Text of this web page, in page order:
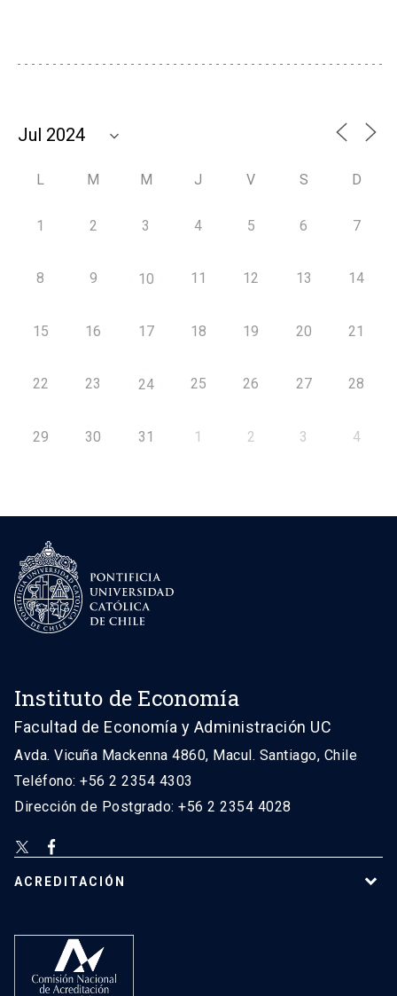
L M M J V S D
1 2 3 4 5 6 7
8 9 10 11 12 13 14
15 16 17 18 19 20 21
22 23 24 25 26 27 28
29 30 31 1 2 3 4
Instituto de Economía
Facultad de Economía y Administración UC
Avda. Vicuña Mackenna 4860, Macul. Santiago, Chile
Teléfono: +56 2 2354 4303
Dirección de Postgrado: +56 2 2354 4028
ACREDITACIÓN